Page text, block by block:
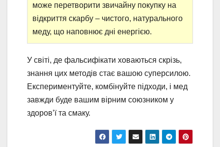
може перетворити звичайну покупку на
відкриття скарбу – чистого, натурального
меду, що наповнює дні енергією.
У світі, де фальсифікати ховаються скрізь,
знання цих методів стає вашою суперсилою.
Експериментуйте, комбінуйте підходи, і мед
завжди буде вашим вірним союзником у
здоров’ї та смаку.